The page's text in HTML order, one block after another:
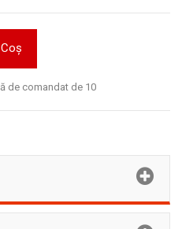
de comandat de 10